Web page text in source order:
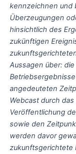
kennzeichnen und
Überzeugungen
hinsichtlich des
zukünftigen
Aussagen über:
angedeuteten
Webcast durch
Veröffentlichung
sowie den
werden davor
zukunftsgerichtete